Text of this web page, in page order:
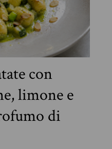
con
limone e
di